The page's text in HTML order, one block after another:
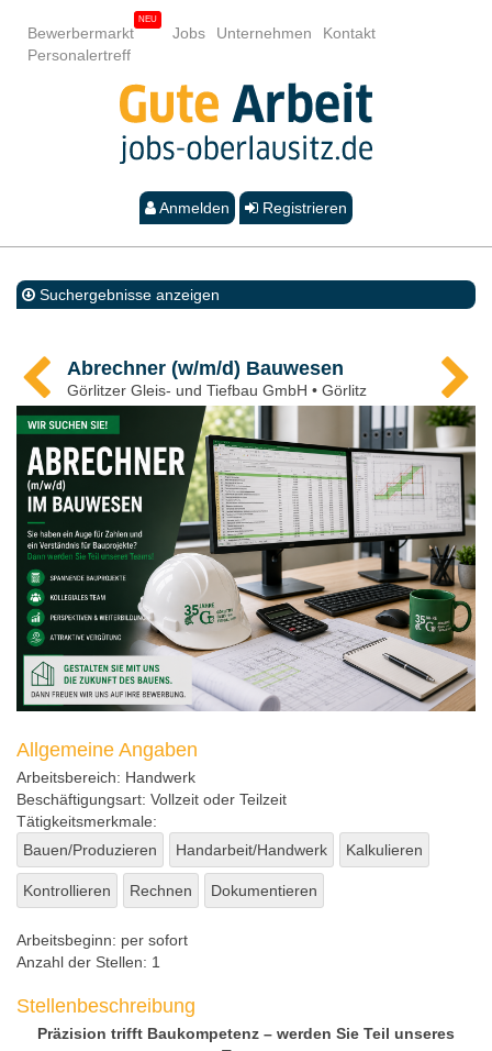
Bewerbermarkt Jobs Unternehmen
Kontakt
Personalertreff
Anmelden Registrieren
Suchergebnisse anzeigen
Abrechner (w/m/d) Bauwesen
Görlitzer Gleis- und Tiefbau GmbH • Görlitz
Allgemeine Angaben
Arbeitsbereich: Handwerk
Beschäftigungsart: Vollzeit oder Teilzeit
Tätigkeitsmerkmale:
Bauen/Produzieren
Handarbeit/Handwerk Kalkulieren
Kontrollieren Rechnen Dokumentieren
Arbeitsbeginn: per sofort
Anzahl der Stellen: 1
Stellenbeschreibung
Präzision trifft Baukompetenz – werden Sie Teil unseres